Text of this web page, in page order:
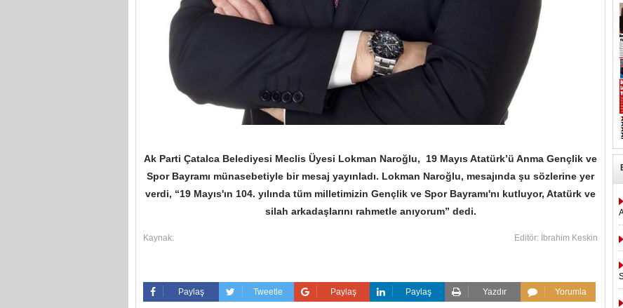
Ak Parti Çatalca Belediyesi Meclis Üyesi Lokman Naroğlu, 19 Mayıs Atatürk’ü Anma Gençlik ve
Spor Bayramı münasebetiyle bir mesaj yayınladı. Lokman Naroğlu, mesajında şu sözlerine yer
verdi, “19 Mayıs'ın 104. yılında tüm milletimizin Gençlik ve Spor Bayramı'nı kutluyor, Atatürk ve
silah arkadaşlarını rahmetle anıyorum” dedi.
Kaynak: Editör: İbrahim Keskin
Paylaş Tweetle Paylaş Paylaş Yazdır Yorumla